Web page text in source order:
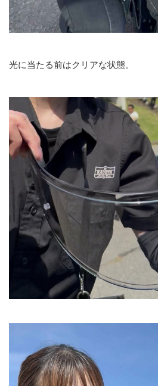
光に当たる前はクリアな状態。